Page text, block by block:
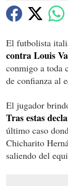
El futbolista
contra Louis
conmigo a toda
de confianza al
El jugador
Tras estas
último caso
Chicharito
saliendo del